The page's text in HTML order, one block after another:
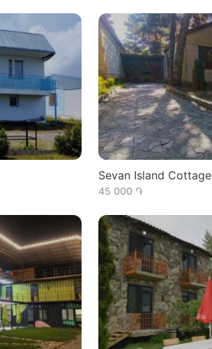
Sevan Island Cottage
45 000 ֏